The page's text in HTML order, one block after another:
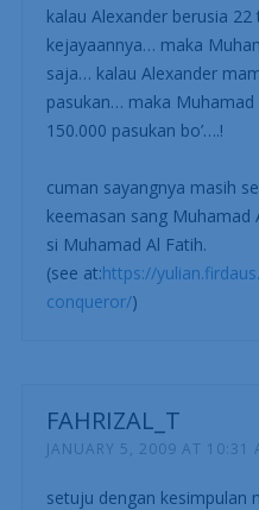
kalau Alexander berusia
kejayaannya… maka
saja… kalau Alexander
pasukan… maka Muhamad
150.000 pasukan bo’….!
cuman sayangnya masih
keemasan sang Muhamad
si Muhamad Al Fatih.
(see at:https://
conqueror/)
FAHRIZAL_T
JANUARY 5, 2009 AT 10:31
setuju dengan kesimpulan